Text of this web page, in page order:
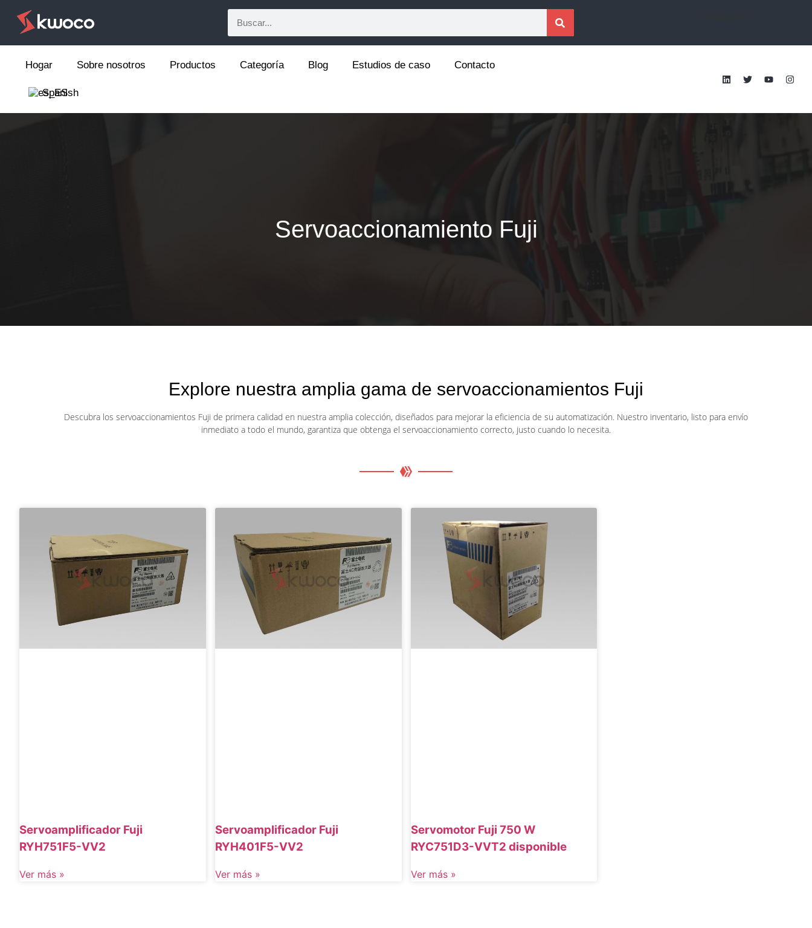
Hogar Sobre nosotros Productos Categoría Blog Estudios de caso Contacto
Spanish
Servoaccionamiento Fuji
Explore nuestra amplia gama de servoaccionamientos Fuji
Descubra los servoaccionamientos Fuji de primera calidad en nuestra amplia colección, diseñados para mejorar la eficiencia de su automatización. Nuestro inventario, listo para envío
inmediato a todo el mundo, garantiza que obtenga el servoaccionamiento correcto, justo cuando lo necesita.
Servoamplificador Fuji
RYH751F5-VV2
Ver más »
Servoamplificador Fuji
RYH401F5-VV2
Ver más »
Servomotor Fuji 750 W
RYC751D3-VVT2 disponible
Ver más »